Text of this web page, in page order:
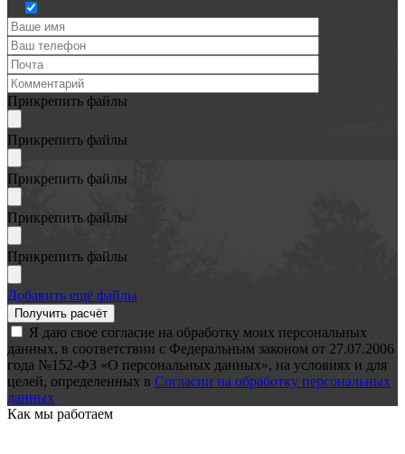
Прикрепить файлы
Прикрепить файлы
Прикрепить файлы
Прикрепить файлы
Прикрепить файлы
Добавить ещё файлы
Я даю свое согласие на обработку моих персональных
данных, в соответствии с Федеральным законом от 27.07.2006
года №152-ФЗ «О персональных данных», на условиях и для
целей, определенных в Согласии на обработку персональных
данных
Как мы работаем